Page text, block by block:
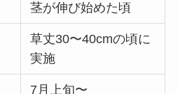
茎が伸び始めた頃
草丈30〜40cmの頃に
実施
7月上旬〜